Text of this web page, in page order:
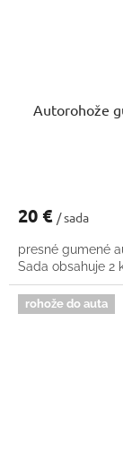
Autorohože
20 € / sada
presné gumené
Sada obsahuje 2
rohože do auta